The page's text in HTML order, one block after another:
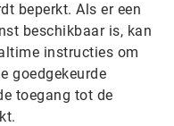
beperkt. Als er een
beschikbaar is, kan
instructies om
goedgekeurde
toegang tot de